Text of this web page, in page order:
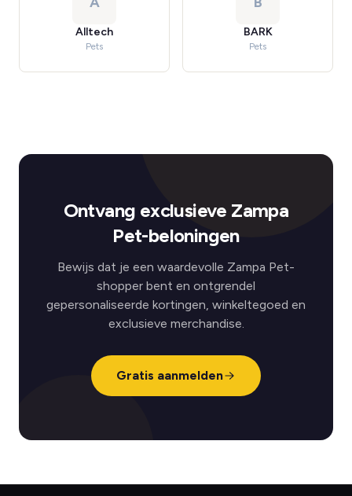
Alltech
Pets
BARK
Pets
Ontvang exclusieve Zampa
Pet-beloningen
Bewijs dat je een waardevolle Zampa Pet-
shopper bent en ontgrendel
gepersonaliseerde kortingen, winkeltegoed en
exclusieve merchandise.
Gratis aanmelden